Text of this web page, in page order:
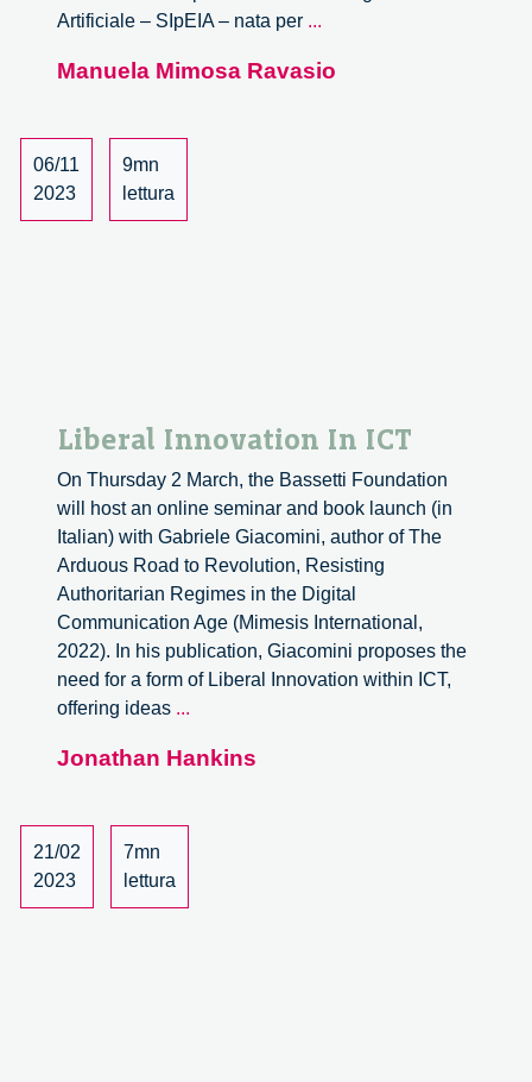
Artificiale – SIpEIA – nata per ...
cambia
Manuela Mimosa Ravasio
06/11
2023
9mn
lettura
Liberal Innovation In ICT
On Thursday 2 March, the Bassetti Foundation
will host an online seminar and book launch (in
Italian) with Gabriele Giacomini, author of The
Arduous Road to Revolution, Resisting
Authoritarian Regimes in the Digital
Communication Age (Mimesis International,
2022). In his publication, Giacomini proposes the
need for a form of Liberal Innovation within ICT,
offering ideas ...
In
Jonathan Hankins
21/02
2023
7mn
lettura